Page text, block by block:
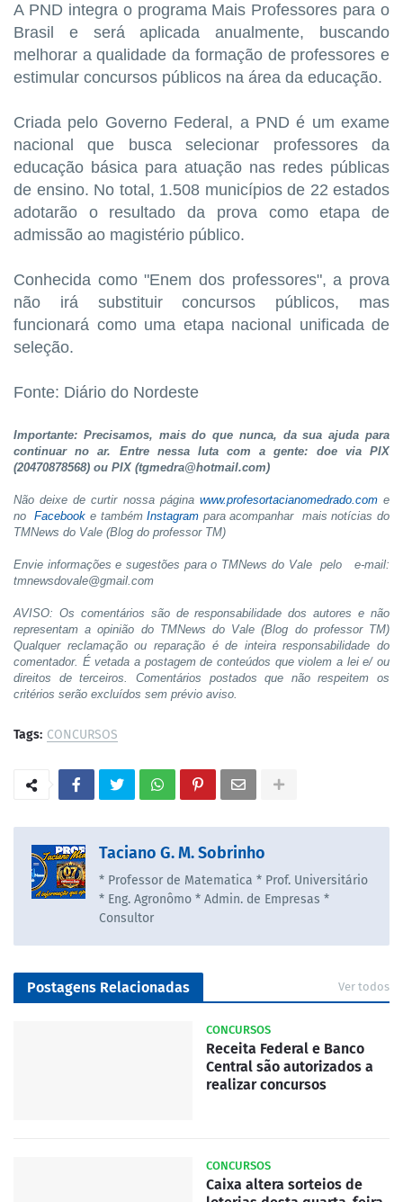
A PND integra o programa Mais Professores para o
Brasil e será aplicada anualmente, buscando
melhorar a qualidade da formação de professores e
estimular concursos públicos na área da educação.
Criada pelo Governo Federal, a PND é um exame
nacional que busca selecionar professores da
educação básica para atuação nas redes públicas
de ensino. No total, 1.508 municípios de 22 estados
adotarão o resultado da prova como etapa de
admissão ao magistério público.
Conhecida como "Enem dos professores", a prova
não irá substituir concursos públicos, mas
funcionará como uma etapa nacional unificada de
seleção.
Fonte: Diário do Nordeste
Importante: Precisamos, mais do que nunca, da sua ajuda para
continuar no ar. Entre nessa luta com a gente: doe via PIX
(20470878568) ou PIX (tgmedra@hotmail.com)
Não deixe de curtir nossa página www.profesortacianomedrado.come
noFacebook e tambémInstagram para acompanhar mais notícias do
TMNews do Vale (Blog do professor TM)
Envie informações e sugestões para o TMNews do Vale pelo e-mail:
tmnewsdovale@gmail.com
AVISO: Os comentários são de responsabilidade dos autores e não
representam a opinião do TMNews do Vale (Blog do professor TM)
Qualquer reclamação ou reparação é de inteira responsabilidade do
comentador. É vetada a postagem de conteúdos que violem a lei e/ ou
direitos de terceiros. Comentários postados que não respeitem os
critérios serão excluídos sem prévio aviso.
Tags: CONCURSOS
Taciano G. M. Sobrinho
* Professor de Matematica * Prof. Universitário
* Eng. Agronômo * Admin. de Empresas *
Consultor
Postagens Relacionadas Ver todos
CONCURSOS
Receita Federal e Banco
Central são autorizados a
realizar concursos
CONCURSOS
Caixa altera sorteios de